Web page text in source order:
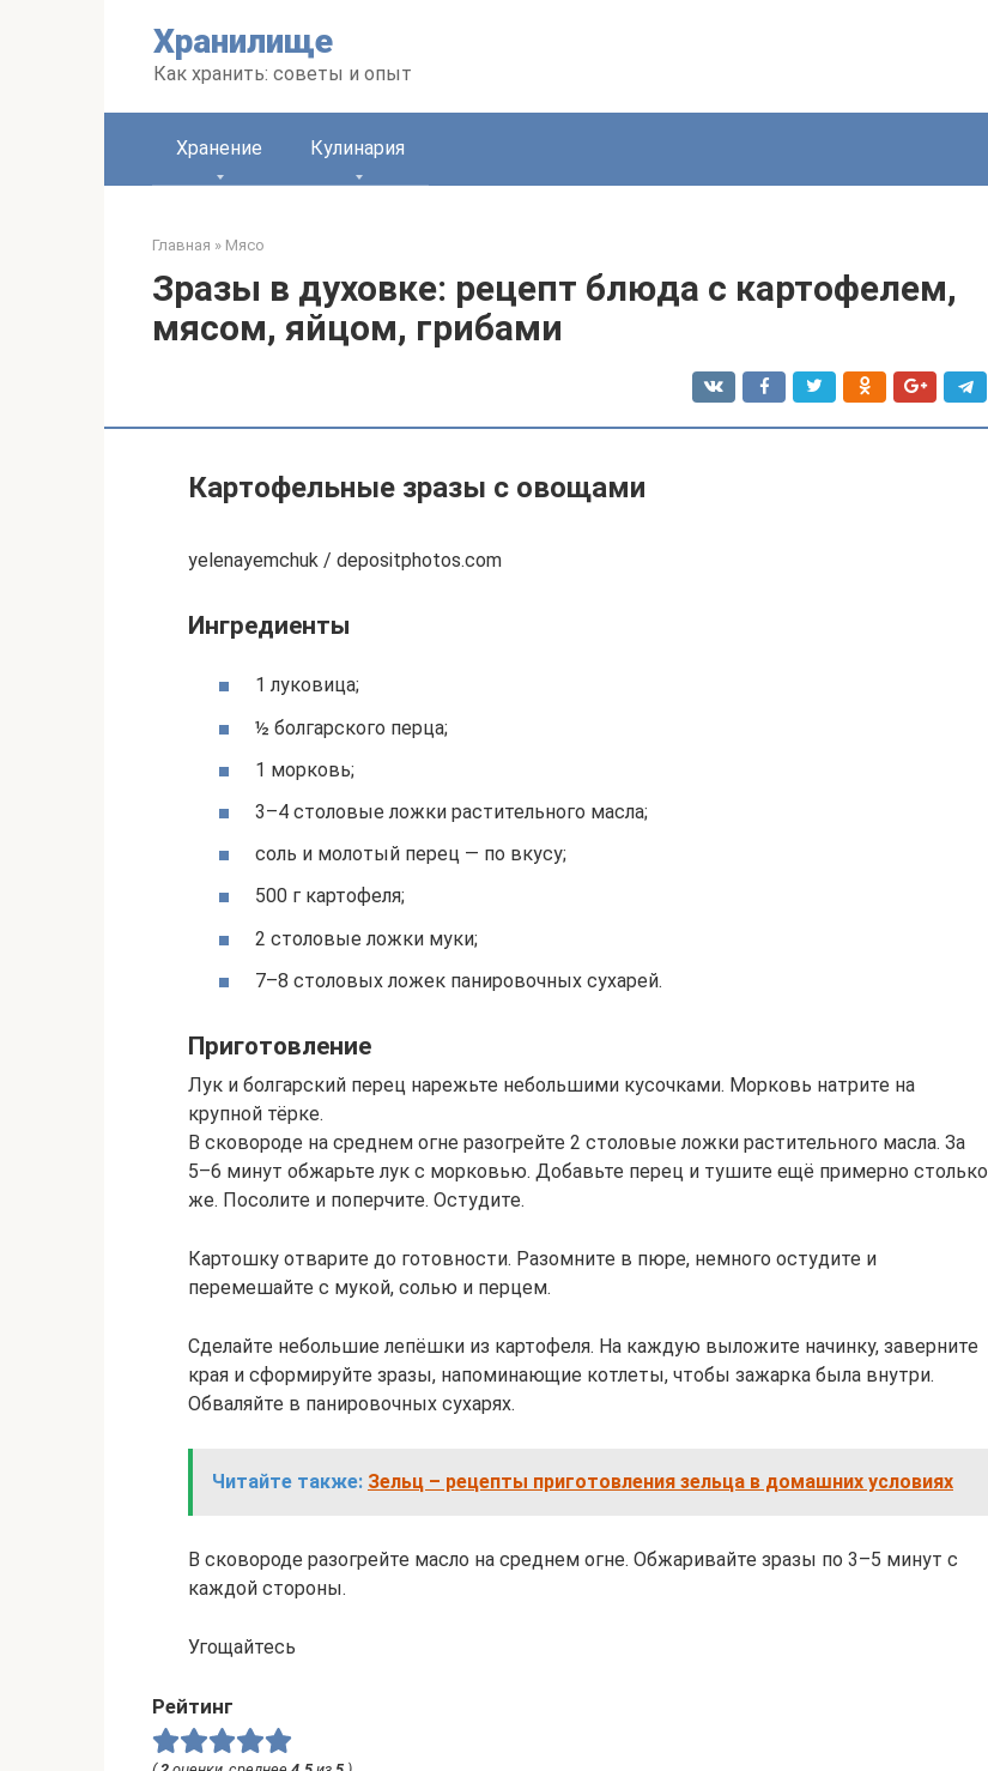
Хранилище
Как хранить: советы и опыт
Хранение Кулинария
Главная » Мясо
Зразы в духовке: рецепт блюда с картофелем,
мясом, яйцом, грибами
Картофельные зразы с овощами
yelenayemchuk / depositphotos.com
Ингредиенты
1 луковица;
½ болгарского перца;
1 морковь;
3–4 столовые ложки растительного масла;
соль и молотый перец — по вкусу;
500 г картофеля;
2 столовые ложки муки;
7–8 столовых ложек панировочных сухарей.
Приготовление
Лук и болгарский перец нарежьте небольшими кусочками. Морковь натрите на
крупной тёрке.
В сковороде на среднем огне разогрейте 2 столовые ложки растительного масла. За
5–6 минут обжарьте лук с морковью. Добавьте перец и тушите ещё примерно столько
же. Посолите и поперчите. Остудите.
Картошку отварите до готовности. Разомните в пюре, немного остудите и
перемешайте с мукой, солью и перцем.
Сделайте небольшие лепёшки из картофеля. На каждую выложите начинку, заверните
края и сформируйте зразы, напоминающие котлеты, чтобы зажарка была внутри.
Обваляйте в панировочных сухарях.
Читайте также: Зельц – рецепты приготовления зельца в домашних условиях
В сковороде разогрейте масло на среднем огне. Обжаривайте зразы по 3–5 минут с
каждой стороны.
Угощайтесь
Рейтинг